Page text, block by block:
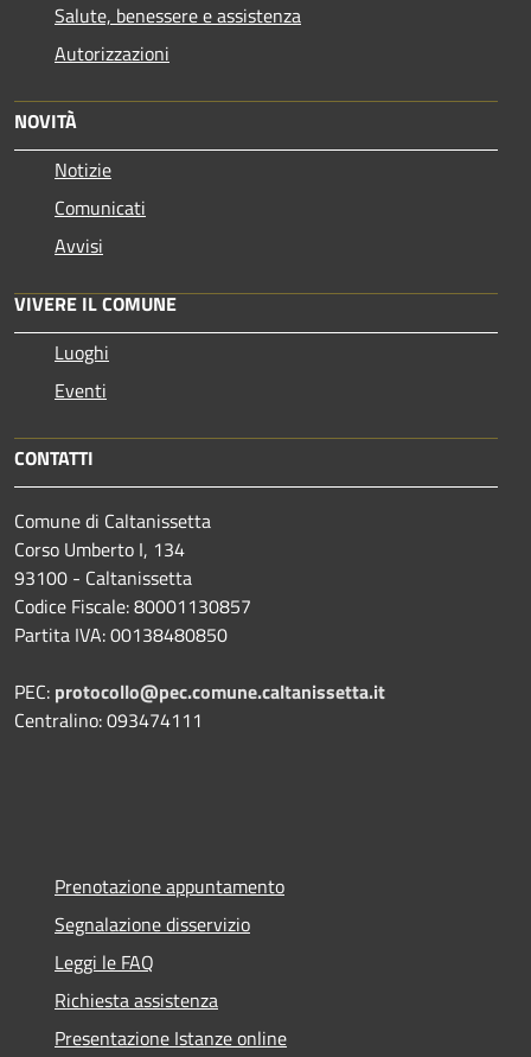
Salute, benessere e assistenza
Autorizzazioni
NOVITÀ
Notizie
Comunicati
Avvisi
VIVERE IL COMUNE
Luoghi
Eventi
CONTATTI
Comune di Caltanissetta
Corso Umberto I, 134
93100 - Caltanissetta
Codice Fiscale: 80001130857
Partita IVA: 00138480850
PEC: protocollo@pec.comune.caltanissetta.it
Centralino: 093474111
Prenotazione appuntamento
Segnalazione disservizio
Leggi le FAQ
Richiesta assistenza
Presentazione Istanze online